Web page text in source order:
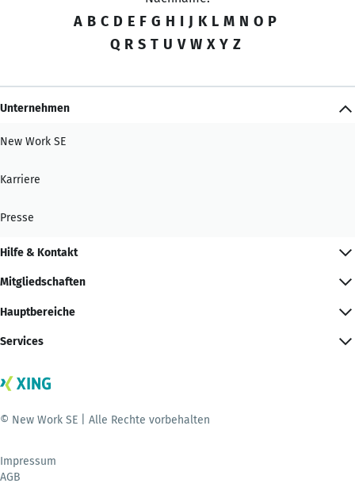
A B C D E F G H I J K L M N O P
Q R S T U V W X Y Z
Unternehmen
New Work SE
Karriere
Presse
Hilfe & Kontakt
Mitgliedschaften
Hauptbereiche
Services
© New Work SE | Alle Rechte vorbehalten
Impressum
AGB